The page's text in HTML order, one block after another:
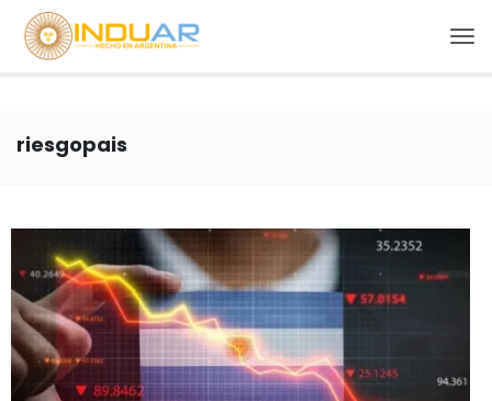
riesgopais